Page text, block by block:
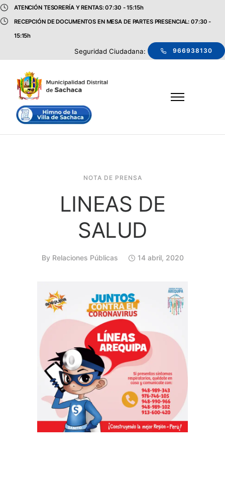
ATENCIÓN TESORERÍA Y RENTAS: 07:30 - 15:15h
RECEPCIÓN DE DOCUMENTOS EN MESA DE PARTES PRESENCIAL: 07:30 -
15:15h
Seguridad Ciudadana: 966938130
NOTA DE PRENSA
LINEAS DE
SALUD
By Relaciones Públicas 14 abril, 2020